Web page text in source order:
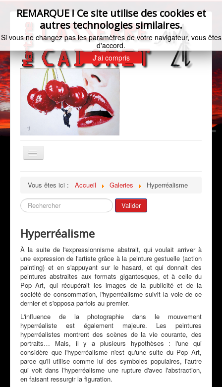
Basculer
la
Galeries
Mon Actualité
Expositions
Revue de Presse
Peintres & Amis
Livre d'Or
Contact
Prestations
Vous êtes ici : Accueil Galeries Hyperréalisme
REMARQUE ! Ce site utilise des cookies et
autres technologies similaires.
Si vous ne changez pas les paramètres de votre navigateur, vous êtes
d'accord.
J'ai compris
Rechercher Valider
Hyperréalisme
À la suite de l'expressionnisme abstrait, qui voulait arriver à
une expression de l'artiste grâce à la peinture gestuelle (action
painting) et en s'appuyant sur le hasard, et qui donnait des
peintures abstraites aux formats gigantesques, et à celle du
Pop Art, qui récupérait les images de la publicité et de la
société de consommation, l'hyperréalisme suivit la voie de ce
dernier et s'opposa parfois au premier.
L'influence de la photographie dans le mouvement
hyperréaliste est également majeure. Les peintures
hyperréalistes montrent des scènes de la vie courante, des
portraits… Mais, il y a plusieurs hypothèses : l'une qui
considère que l'hyperréalisme n'est qu'une suite du Pop Art,
parce qu'il utilise comme lui des symboles populaires, l'autre
qui voit dans l'hyperréalisme une rupture d'avec l'abstraction,
en faisant ressurgir la figuration.